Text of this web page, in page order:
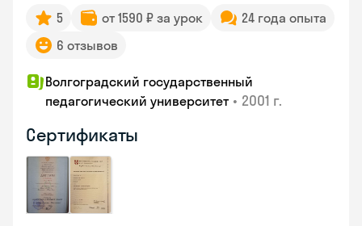
5 от 1590 ₽ за урок
24 года опыта
6 отзывов
Волгоградский государственный
педагогический университет • 2001 г.
Сертификаты